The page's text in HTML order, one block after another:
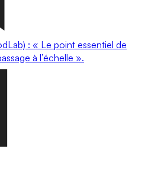
: « Le point essentiel de
à l’échelle ».